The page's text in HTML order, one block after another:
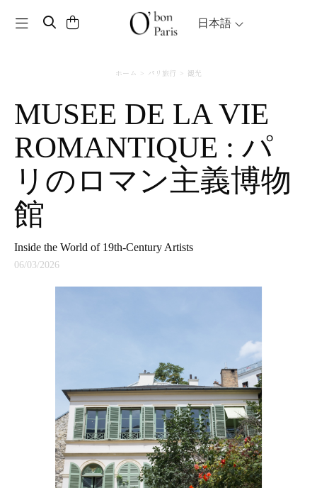
Toggle navigation 日本語
ホーム パリ旅行 観光
MUSEE DE LA VIE
ROMANTIQUE : パ
リのロマン主義博物
館
Inside the World of 19th-Century Artists
06/03/2026